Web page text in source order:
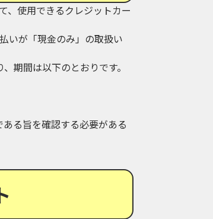
、使用できるクレジットカー
いが「現金のみ」の取扱い
期間は以下のとおりです。
る旨を確認する必要がある